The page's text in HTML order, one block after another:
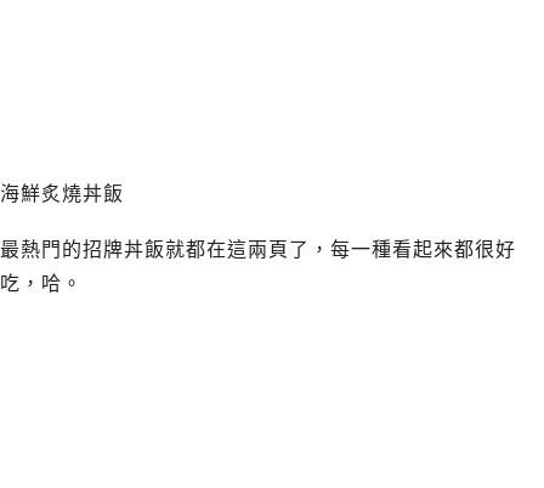
海鮮炙燒丼飯
最熱門的招牌丼飯就都在這兩頁了，每一種看起來都很好
吃，哈。